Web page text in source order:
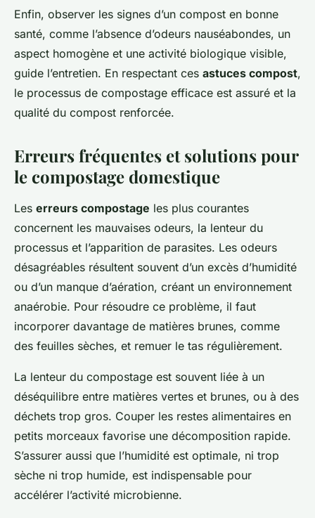
Enfin, observer les signes d’un compost en bonne
santé, comme l’absence d’odeurs nauséabondes, un
aspect homogène et une activité biologique visible,
guide l’entretien. En respectant ces astuces compost,
le processus de compostage efficace est assuré et la
qualité du compost renforcée.
Erreurs fréquentes et solutions pour
le compostage domestique
Les erreurs compostage les plus courantes
concernent les mauvaises odeurs, la lenteur du
processus et l’apparition de parasites. Les odeurs
désagréables résultent souvent d’un excès d’humidité
ou d’un manque d’aération, créant un environnement
anaérobie. Pour résoudre ce problème, il faut
incorporer davantage de matières brunes, comme
des feuilles sèches, et remuer le tas régulièrement.
La lenteur du compostage est souvent liée à un
déséquilibre entre matières vertes et brunes, ou à des
déchets trop gros. Couper les restes alimentaires en
petits morceaux favorise une décomposition rapide.
S’assurer aussi que l’humidité est optimale, ni trop
sèche ni trop humide, est indispensable pour
accélérer l’activité microbienne.